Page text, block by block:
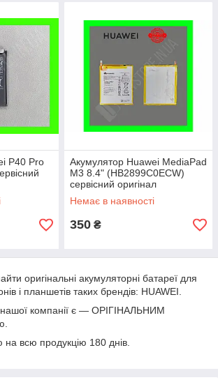
P40 Pro
Акумулятор Huawei MediaPad
M3 8.4" (HB2899C0ECW)
сервісний оригінал
Немає в наявності
350 ₴
оригінальні акумуляторні батареї для
і планшетів таких брендів: HUAWEI.
компанії є — ОРІГІНАЛЬНИМ
на всю продукцію 180 днів.